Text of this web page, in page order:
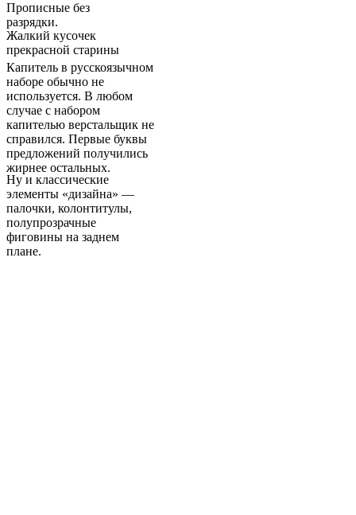
Прописные без
разрядки.
Жалкий кусочек
прекрасной старины
Капитель в русскоязычном
наборе обычно не
используется. В любом
случае с набором
капителью верстальщик не
справился. Первые буквы
предложений получились
жирнее остальных.
Ну и классические
элементы «дизайна» —
палочки, колонтитулы,
полупрозрачные
фиговины на заднем
плане.